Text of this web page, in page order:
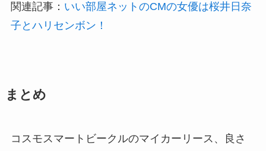
関連記事： いい部屋ネットのCMの女優は桜井日奈
子とハリセンボン！
まとめ
コスモスマートビークルのマイカーリース、良さ